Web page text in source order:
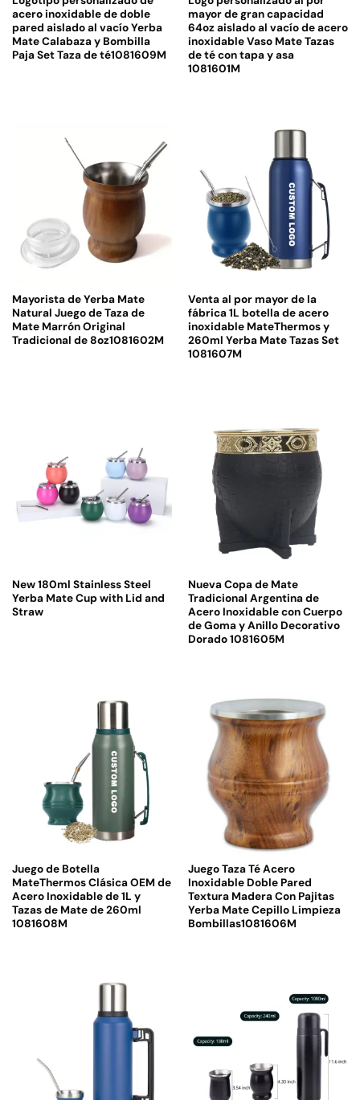
acero inoxidable de doble
pared aislado al vacío Yerba
Mate Calabaza y Bombilla
Paja Set Taza de té1081609M
mayor de gran capacidad
64oz aislado al vacío de acero
inoxidable Vaso Mate Tazas
de té con tapa y asa
1081601M
Mayorista de Yerba Mate
Natural Juego de Taza de
Mate Marrón Original
Tradicional de 8oz1081602M
Venta al por mayor de la
fábrica 1L botella de acero
inoxidable MateThermos y
260ml Yerba Mate Tazas Set
1081607M
New 180ml Stainless Steel
Yerba Mate Cup with Lid and
Straw
Nueva Copa de Mate
Tradicional Argentina de
Acero Inoxidable con Cuerpo
de Goma y Anillo Decorativo
Dorado 1081605M
Juego de Botella
MateThermos Clásica OEM de
Acero Inoxidable de 1L y
Tazas de Mate de 260ml
1081608M
Juego Taza Té Acero
Inoxidable Doble Pared
Textura Madera Con Pajitas
Yerba Mate Cepillo Limpieza
Bombillas1081606M